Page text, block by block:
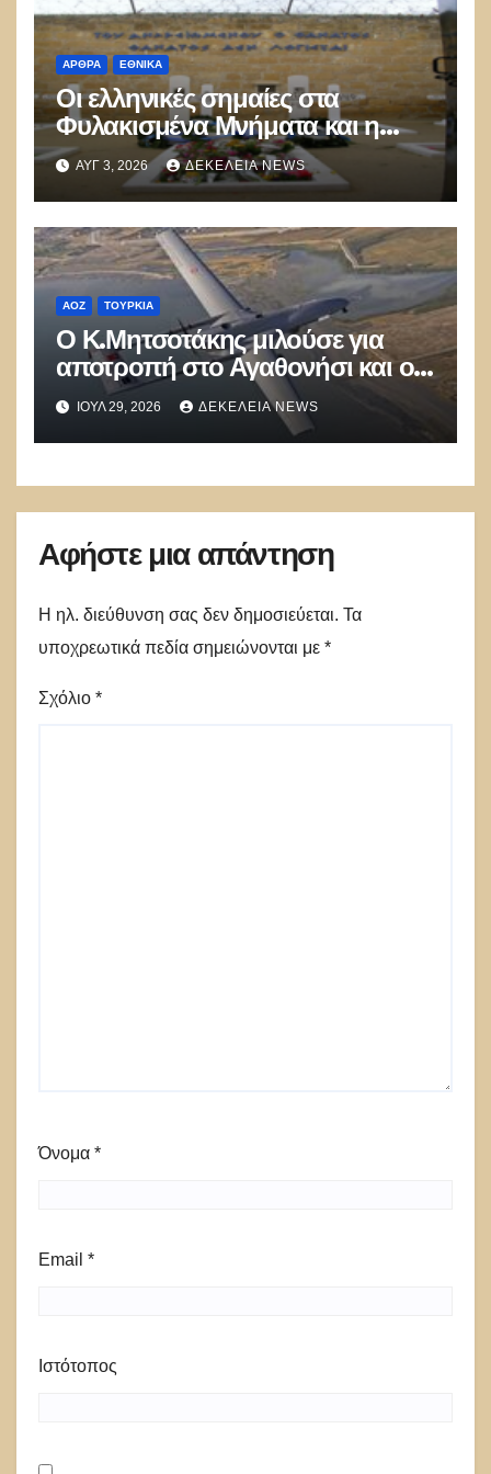
ΑΡΘΡΑ ΕΘΝΙΚΑ
Οι ελληνικές σημαίες στα
Φυλακισμένα Μνήματα και η
λήθη των δικών μας παιδιών
ΑΥΓ 3, 2026 ΔΕΚΈΛΕΙΑ NEWS
ΑΟΖ ΤΟΥΡΚΊΑ
Ο Κ.Μητσοτάκης μιλούσε για
αποτροπή στο Αγαθονήσι και οι
Τούρκοι παραβίαζαν με ΑΦΝΣ
και drone
ΙΟΎΛ 29, 2026 ΔΕΚΈΛΕΙΑ NEWS
Αφήστε μια απάντηση
Η ηλ. διεύθυνση σας δεν δημοσιεύεται. Τα
υποχρεωτικά πεδία σημειώνονται με *
Σχόλιο *
Όνομα *
Email *
Ιστότοπος